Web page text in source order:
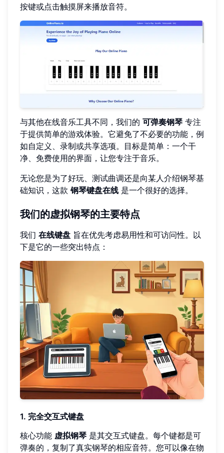
按键或点击触摸屏来播放音符。
与其他在线音乐工具不同，我们的 可弹奏钢琴 专注
于提供简单的游戏体验。它避免了不必要的功能，例
如自定义、录制或共享选项。目标是简单：一个干
净、免费使用的界面，让您专注于音乐。
无论您是为了好玩、测试曲调还是向某人介绍钢琴基
础知识，这款钢琴键盘在线 是一个很好的选择。
我们的虚拟钢琴的主要特点
我们 在线键盘 旨在优先考虑易用性和可访问性。以
下是它的一些突出特点：
1. 完全交互式键盘
核心功能 虚拟钢琴 是其交互式键盘。每个键都是可
弹奏的，复制了真实钢琴的相应音符。您可以像在物